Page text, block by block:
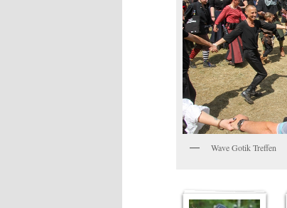
Wave Gotik Treffen